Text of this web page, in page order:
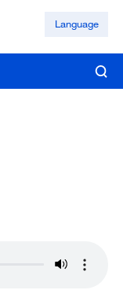
Language